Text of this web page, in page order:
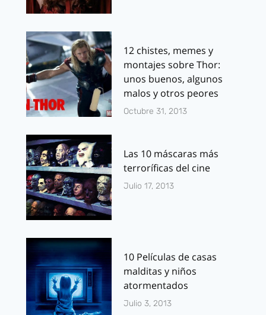
12 chistes, memes y
montajes sobre Thor:
unos buenos, algunos
malos y otros peores
Octubre 31, 2013
Las 10 máscaras más
terroríficas del cine
Julio 17, 2013
10 Películas de casas
malditas y niños
atormentados
Julio 3, 2013